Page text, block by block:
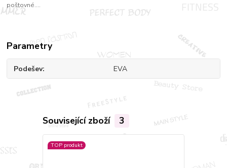
poštovné....
Parametry
Podešev EVA
Související zboží 3
TOP produkt